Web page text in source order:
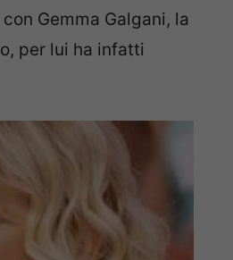
Gemma Galgani, la
per lui ha infatti